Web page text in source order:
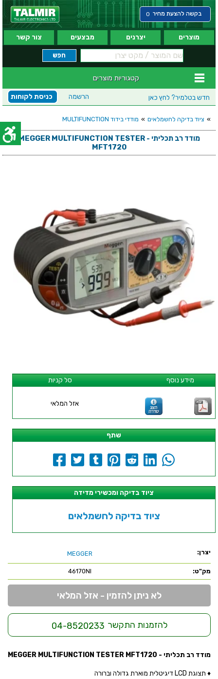
בקשה להצעת מחיר 0
מוצרים יצרנים מבצעים צור קשר
קטגוריות מוצרים
חדש בטלמיר? לחץ כאן כניסת לקוחות הרשמה
» ציוד בדיקה לחשמלאים » מודדי בידוד MULTIFUNCTION
מודד רב תכליתי - MEGGER MULTIFUNCTION TESTER
MFT1720
סל קניות מידע נוסף
אזל המלאי
שתף
ציוד בדיקה ומכשירי מדידה
ציוד בדיקה לחשמלאים
יצרן: MEGGER
מק"ט: 46170NI
לא ניתן להזמין - אזל המלאי
להזמנות התקשר 04-8520233
מודד רב תכליתי - MEGGER MULTIFUNCTION TESTER MFT1720
♦ תצוגת LCD דיגיטלית מוארת גדולה וברורה